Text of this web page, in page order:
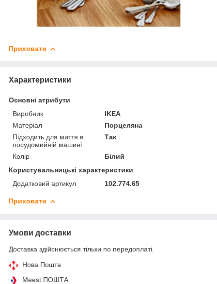
Приховати
Характеристики
Основні атрибути
Виробник
IKEA
Матеріал
Порцеляна
Підходить для миття в
посудомийній машині
Так
Колір
Білий
Користувальницькі характеристики
Додатковий артикул
102.774.65
Приховати
Умови доставки
Доставка здійснюється тільки по передоплаті.
Нова Пошта
Meest ПОШТА